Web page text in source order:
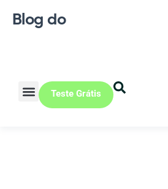
Blog do
Teste Grátis